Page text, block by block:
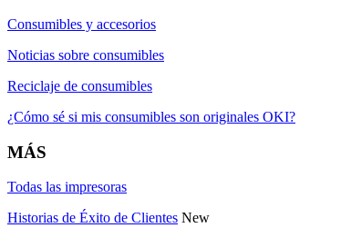
Consumibles y accesorios
Noticias sobre consumibles
Reciclaje de consumibles
¿Cómo sé si mis consumibles son originales OKI?
MÁS
Todas las impresoras
Historias de Éxito de Clientes New